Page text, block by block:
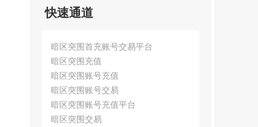
快速通道
暗区突围首充账号交易平台
暗区突围充值
暗区突围账号充值
暗区突围账号交易
暗区突围账号充值平台
暗区突围交易